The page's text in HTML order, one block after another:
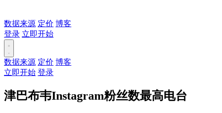
数据来源 定价 博客
登录 立即开始
数据来源 定价 博客
立即开始 登录
津巴布韦Instagram粉丝数最高电台